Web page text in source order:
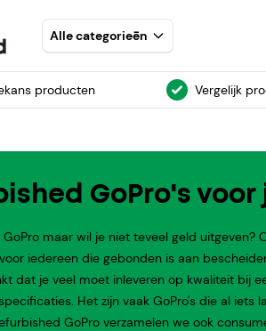
Alle categorieēn
producten Vergelijk
GoPro's
maar wil je niet teveel geld uitgeven?
iedereen die gebonden is aan
dat je veel moet inleveren op kwaliteit bij
Het zijn vaak GoPro's die al iets
GoPro verzamelen we ook